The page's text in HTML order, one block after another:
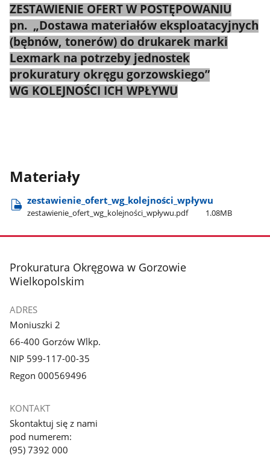
ZESTAWIENIE OFERT W POSTĘPOWANIU
pn. „Dostawa materiałów eksploatacyjnych
(bębnów, tonerów) do drukarek marki
Lexmark na potrzeby jednostek
prokuratury okręgu gorzowskiego”
WG KOLEJNOŚCI ICH WPŁYWU
Materiały
zestawienie​_ofert​_wg​_kolejności​_wpływu
zestawienie​_ofert​_wg​_kolejności​_wpływu.pdf 1.08MB
stopka
Prokuratura Okręgowa w Gorzowie
Wielkopolskim
ADRES
Moniuszki 2
66-400 Gorzów Wlkp.
NIP 599-117-00-35
Regon 000569496
KONTAKT
Skontaktuj się z nami
pod numerem:
(95) 7392 000